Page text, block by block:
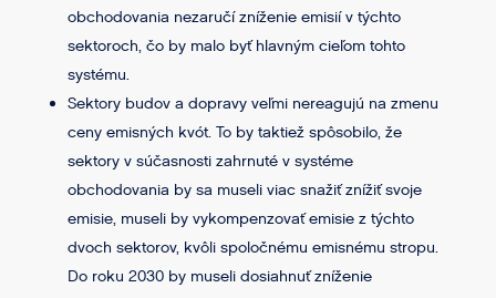
obchodovania nezaručí zníženie emisií v týchto
sektoroch, čo by malo byť hlavným cieľom tohto
systému.
Sektory budov a dopravy veľmi nereagujú na zmenu
ceny emisných kvót. To by taktiež spôsobilo, že
sektory v súčasnosti zahrnuté v systéme
obchodovania by sa museli viac snažiť znížiť svoje
emisie, museli by vykompenzovať emisie z týchto
dvoch sektorov, kvôli spoločnému emisnému stropu.
Do roku 2030 by museli dosiahnuť zníženie